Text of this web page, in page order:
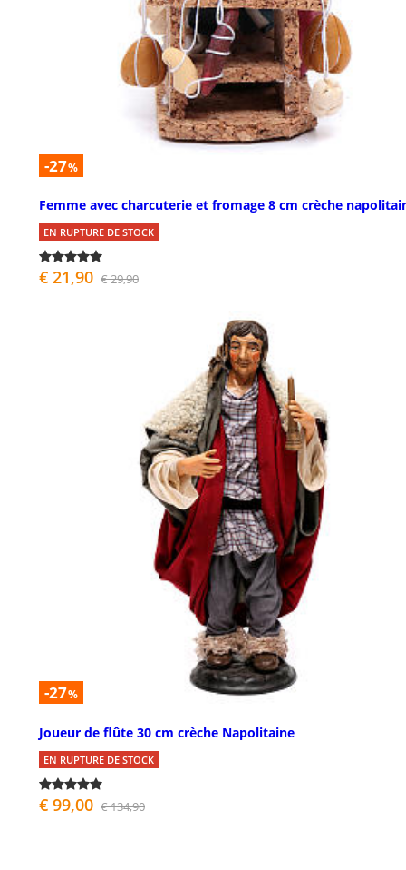
-27%
Femme avec charcuterie et fromage 8 cm crèche
EN RUPTURE DE STOCK
€ 21,90 € 29,90
-27%
Joueur de flûte 30 cm crèche Napolitaine
EN RUPTURE DE STOCK
€ 99,00 € 134,90